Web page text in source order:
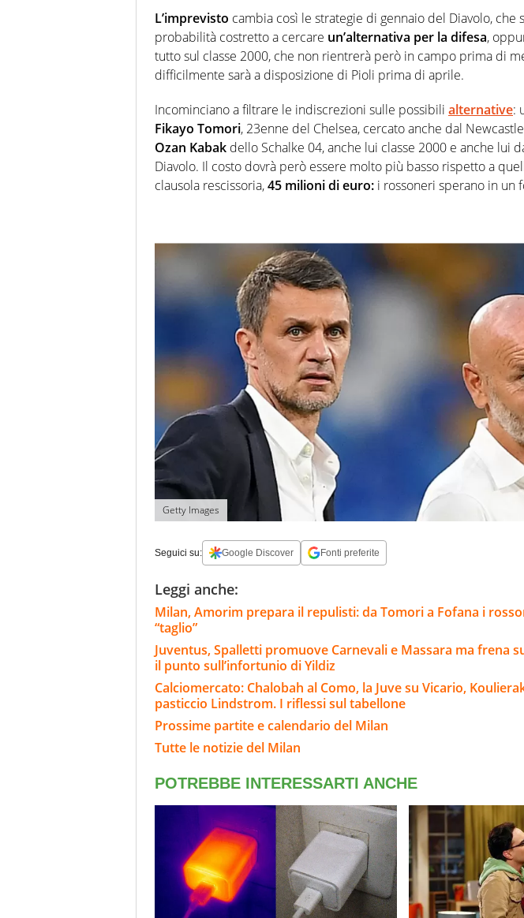
L’imprevisto cambia così le strategie di gennaio del Diavolo, che
probabilità costretto a cercare un’alternativa per la difesa,
tutto sul classe 2000, che non rientrerà però in campo prima di
difficilmente sarà a disposizione di Pioli prima di aprile.
Incominciano a filtrare le indiscrezioni sulle possibili alternative:
Fikayo Tomori, 23enne del Chelsea, cercato anche dal
Ozan Kabak dello Schalke 04, anche lui classe 2000 e anche lui
Diavolo. Il costo dovrà però essere molto più basso rispetto a
clausola rescissoria,45 milioni di euro: i rossoneri sperano in un
Getty Images
Seguici su: Google Discover Fonti preferite
Leggi anche:
Milan, Amorim prepara il repulisti: da Tomori a Fofana i
“taglio”
Juventus, Spalletti promuove Carnevali e Massara ma frena
il punto sull’infortunio di Yildiz
Calciomercato: Chalobah al Como, la Juve su Vicario,
pasticcio Lindstrom. I riflessi sul tabellone
Prossime partite e calendario del Milan
Tutte le notizie del Milan